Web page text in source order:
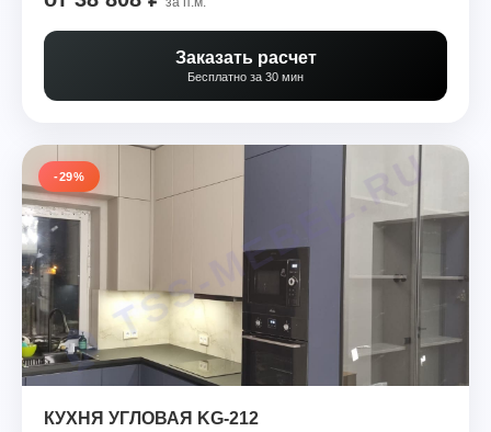
Заказать расчет
Бесплатно за 30 мин
-29%
КУХНЯ УГЛОВАЯ KG-212